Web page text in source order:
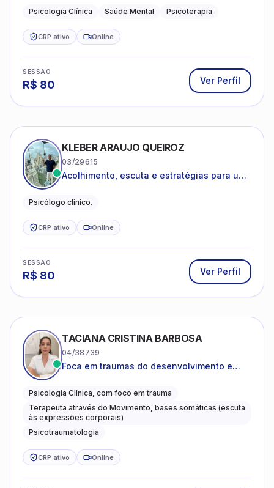
depressão e autoestima.
Psicologia Clínica Saúde Mental Psicoterapia
CRP ativo Online
SESSÃO
R$ 80 Ver Perfil
KLEBER ARAUJO QUEIROZ
03/29615
Acolhimento, escuta e estratégias para uma
Psicólogo clínico.
CRP ativo Online
SESSÃO
R$ 80 Ver Perfil
TACIANA CRISTINA BARBOSA
04/38739
Foca em traumas do desenvolvimento e
Psicologia Clínica, com foco em trauma
Terapeuta através do Movimento, bases somáticas (escuta
às expressões corporais)
Psicotraumatologia
CRP ativo Online